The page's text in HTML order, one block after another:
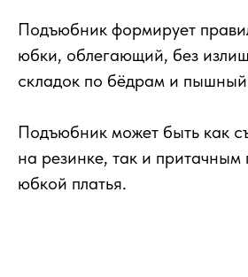
Подъюбник формирует
юбки, облегающий, без
складок по бёдрам и пышный
Подъюбник может быть как
на резинке, так и притачным
юбкой платья.